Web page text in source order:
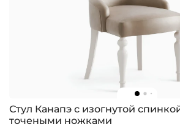
Стул Канапэ с изогнутой
точеными ножками